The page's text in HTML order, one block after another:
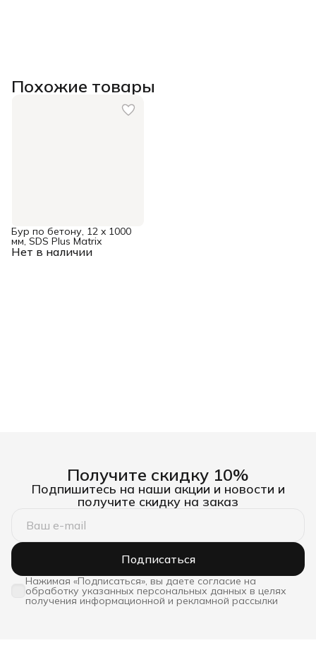
Похожие товары
Нет в наличии
Бур по бетону, 12 x 1000
мм, SDS Plus Matrix
Получите скидку 10%
Подпишитесь на наши акции и новости и
получите скидку на заказ
Подписаться
Нажимая «Подписаться», вы даете согласие на
обработку указанных персональных данных в целях
получения информационной и рекламной рассылки